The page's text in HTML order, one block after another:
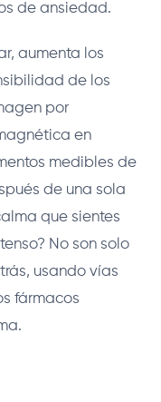
de ansiedad.
aumenta los
de los
por
en
medibles de
de una sola
que sientes
No son solo
usando vías
fármacos